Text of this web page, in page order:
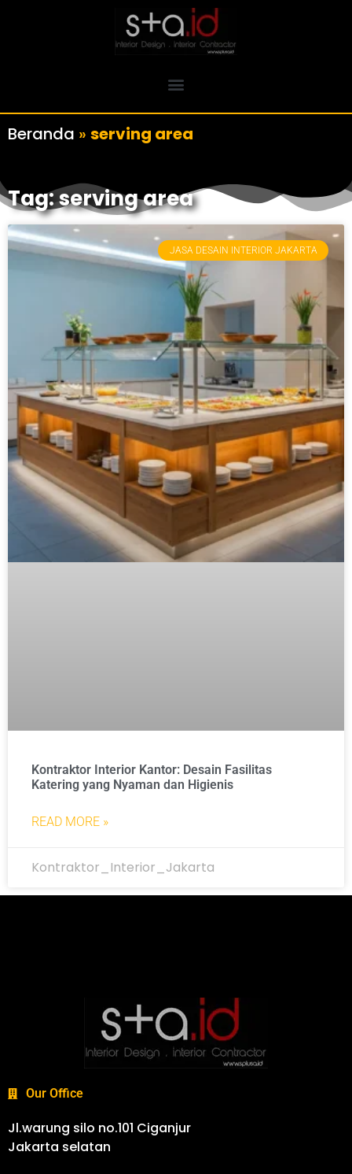
Beranda » serving area
Tag: serving area
JASA DESAIN INTERIOR JAKARTA
Kontraktor Interior Kantor: Desain Fasilitas
Katering yang Nyaman dan Higienis
READ MORE »
Kontraktor_Interior_Jakarta
Our Office
Jl.warung silo no.101 Ciganjur
Jakarta selatan